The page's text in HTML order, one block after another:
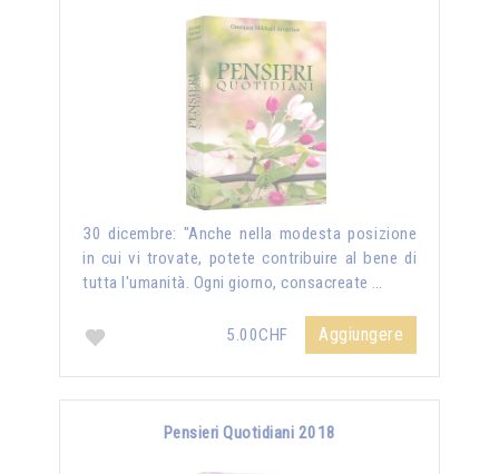
30 dicembre: "Anche nella modesta posizione
in cui vi trovate, potete contribuire al bene di
tutta l'umanità. Ogni giorno, consacreate …
5.00CHF Aggiungere
Pensieri Quotidiani 2018